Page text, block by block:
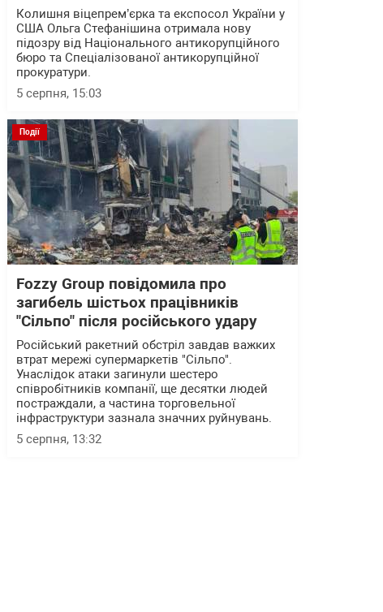
Колишня віцепрем’єрка та експосол України у
США Ольга Стефанішина отримала нову
підозру від Національного антикорупційного
бюро та Спеціалізованої антикорупційної
прокуратури.
5 серпня, 15:03
Події
Fozzy Group повідомила про
загибель шістьох працівників
"Сільпо" після російського удару
Російський ракетний обстріл завдав важких
втрат мережі супермаркетів "Сільпо".
Унаслідок атаки загинули шестеро
співробітників компанії, ще десятки людей
постраждали, а частина торговельної
інфраструктури зазнала значних руйнувань.
5 серпня, 13:32